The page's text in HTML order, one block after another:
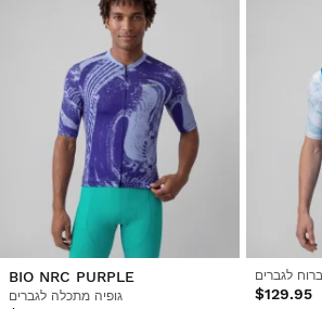
BIO NRC PURPLE
גופיה מתכלה לגברים $129.95